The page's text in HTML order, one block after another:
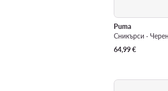
Puma
Сникърси · Черен
64,99€